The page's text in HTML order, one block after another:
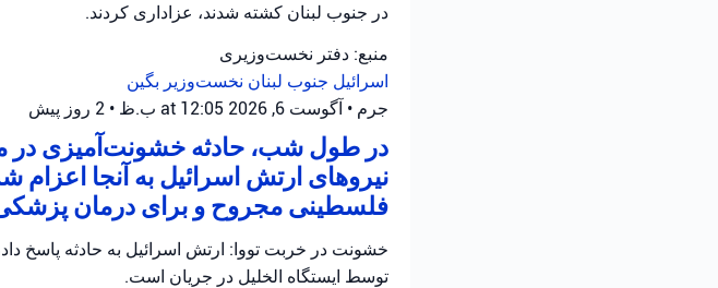
در جنوب لبنان کشته شدند، عزاداری کردند.
منبع: دفتر نخست‌وزیری
اسرائیل جنوب لبنان نخست‌وزیر بگین
جرم • آگوست 6, 2026 at 12:05 ب.ظ • 2 روز پیش
در طول شب، حادثه خشونت‌آمیزی در
نیروهای ارتش اسرائیل به آنجا
فلسطینی مجروح و برای درمان
خشونت در خربت تووا: ارتش اسرائیل به حادثه پاسخ
توسط ایستگاه الخلیل در جریان است.